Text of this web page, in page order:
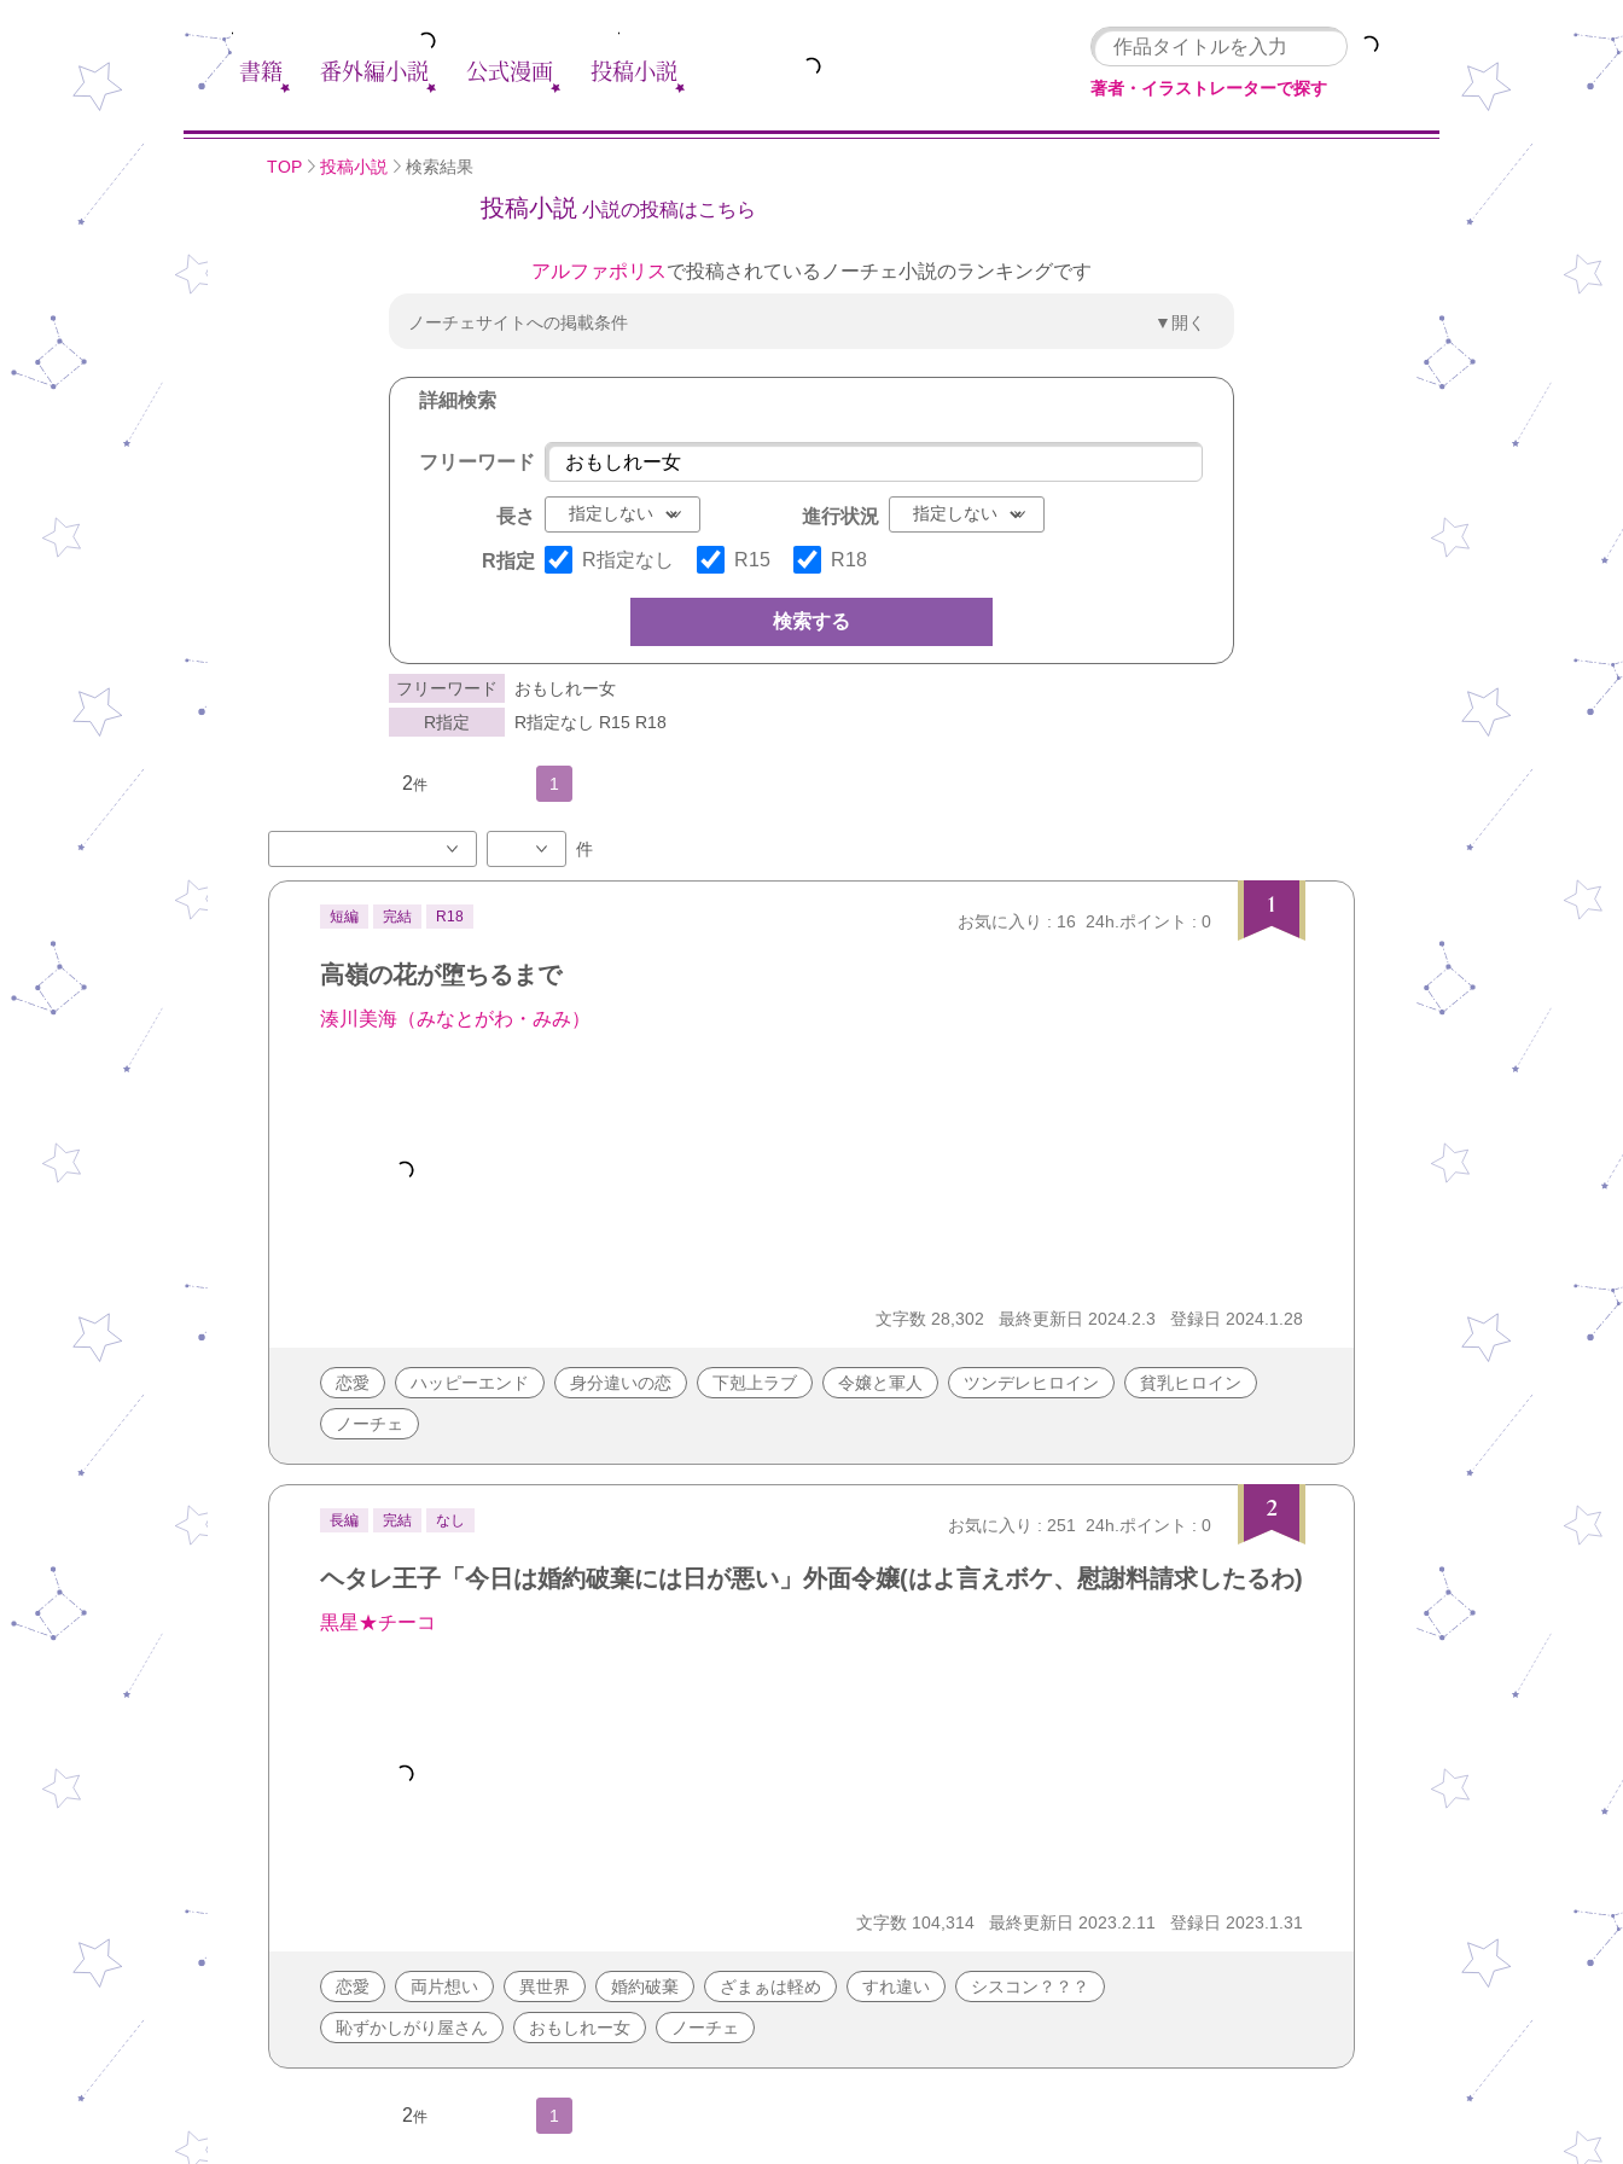
書籍 番外編小説 公式漫画 投稿小説
著者・イラストレーターで探す
TOP 投稿小説 検索結果
投稿小説 小説の投稿はこちら
アルファポリスで投稿されているノーチェ小説のランキングです
ノーチェサイトへの掲載条件 ▼開く
詳細検索
フリーワード
長さ 進行状況
R指定 R指定なし R15 R18
検索する
フリーワード
おもしれー女
R指定
R指定なし R15 R18
2件 1
件
1
短編 完結 R18 お気に入り : 16 24h.ポイント : 0
高嶺の花が堕ちるまで
湊川美海（みなとがわ・みみ）
文字数 28,302 最終更新日 2024.2.3 登録日 2024.1.28
恋愛 ハッピーエンド 身分違いの恋 下剋上ラブ 令嬢と軍人 ツンデレヒロイン 貧乳ヒロイン
ノーチェ
2
長編 完結 なし お気に入り : 251 24h.ポイント : 0
ヘタレ王子「今日は婚約破棄には日が悪い」外面令嬢(はよ言えボケ、慰謝料請求したるわ)
黒星★チーコ
文字数 104,314 最終更新日 2023.2.11 登録日 2023.1.31
恋愛 両片想い 異世界 婚約破棄 ざまぁは軽め すれ違い シスコン？？？
恥ずかしがり屋さん おもしれー女 ノーチェ
2件 1